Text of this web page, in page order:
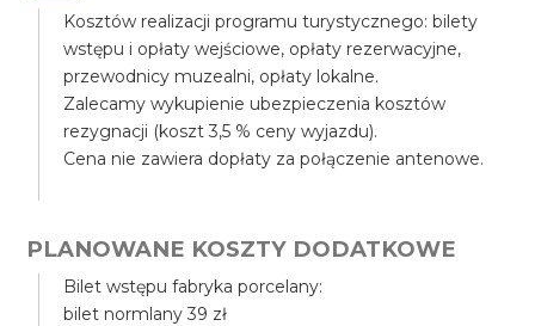
Kosztów realizacji programu turystycznego: bilety
wstępu i opłaty wejściowe, opłaty rezerwacyjne,
przewodnicy muzealni, opłaty lokalne.
Zalecamy wykupienie ubezpieczenia kosztów
rezygnacji (koszt 3,5 % ceny wyjazdu).
Cena nie zawiera dopłaty za połączenie antenowe.
PLANOWANE KOSZTY DODATKOWE
Bilet wstępu fabryka porcelany:
bilet normlany 39 zł